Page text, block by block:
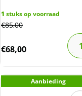
1 stuks op voorraad
€85,00
€68,00
Aanbieding